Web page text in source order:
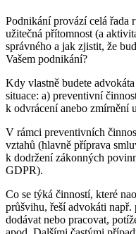
Podnikání provází celá řada
užitečná přítomnost (a
správného a jak zjistit, že
Vašem podnikání?
Kdy vlastně budete
situace: a) preventivní
k odvrácení anebo zmírnění
V rámci preventivních
vztahů (hlavně příprava
k dodržení zákonných
GDPR).
Co se týká činností, které
průšvihu, řeší advokáti
dodávat nebo pracovat,